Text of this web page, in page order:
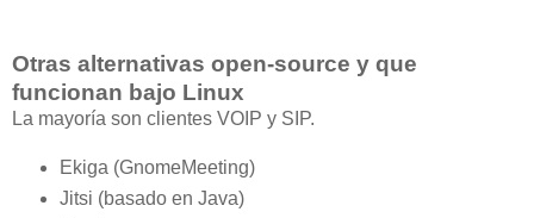
Otras alternativas open-source y que
funcionan bajo Linux
La mayoría son clientes VOIP y SIP.
Ekiga (GnomeMeeting)
Jitsi (basado en Java)